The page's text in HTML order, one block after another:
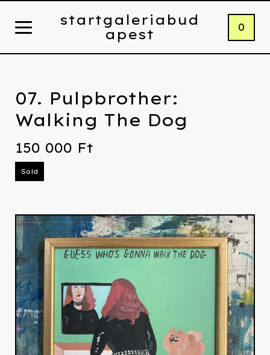
startgaleriabud
apest
0
07. Pulpbrother:
Walking The Dog
150 000 Ft
Sold